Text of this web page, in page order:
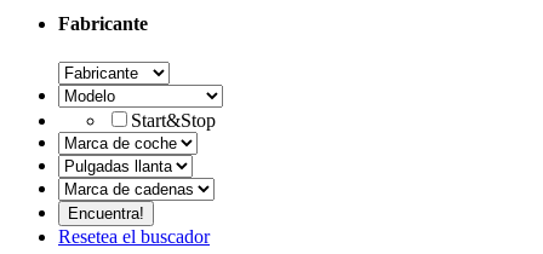
Fabricante
Start&Stop
Resetea el buscador